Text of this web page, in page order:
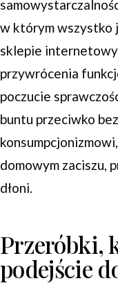
w którym wszystko
sklepie
przywrócenia
poczucie
buntu przeciwko
domowym zaciszu,
dłoni.
Przeróbki,
podejście